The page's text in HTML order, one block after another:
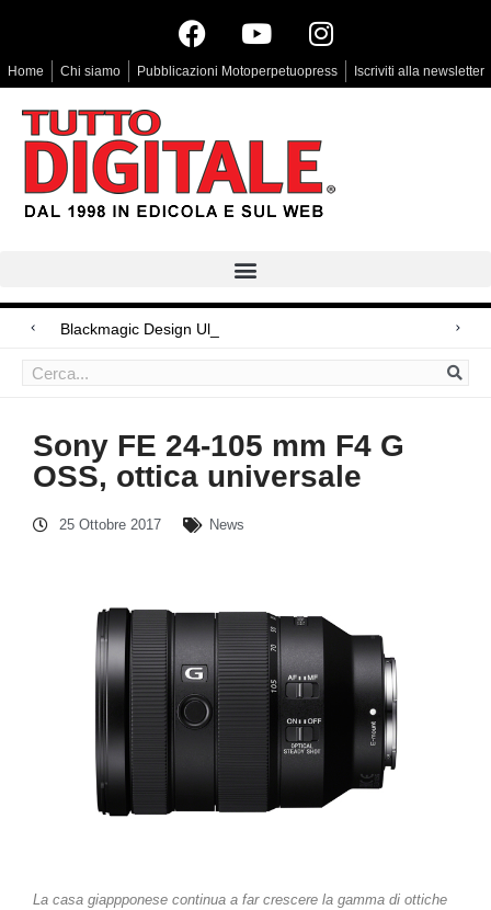
Home Chi siamo Pubblicazioni Motoperpetuopress Iscriviti alla newsletter
Blackmagic Design UltraStudio Express 3G
Arri Rental, evoluzioni in arrivo
LG Signature OLED T, il primo Oled trasparente
Sony FE 24-105 mm F4 G
OSS, ottica universale
25 Ottobre 2017 News
La casa giappponese continua a far crescere la gamma di ottiche